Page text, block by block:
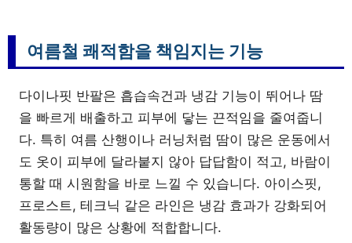
여름철 쾌적함을 책임지는 기능
다이나핏 반팔은 흡습속건과 냉감 기능이 뛰어나 땀
을 빠르게 배출하고 피부에 닿는 끈적임을 줄여줍니
다. 특히 여름 산행이나 러닝처럼 땀이 많은 운동에서
도 옷이 피부에 달라붙지 않아 답답함이 적고, 바람이
통할 때 시원함을 바로 느낄 수 있습니다. 아이스핏,
프로스트, 테크닉 같은 라인은 냉감 효과가 강화되어
활동량이 많은 상황에 적합합니다.